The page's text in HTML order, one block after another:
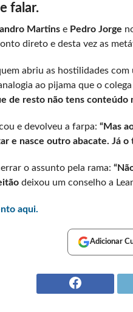
falar.
Martinse Pedro Jorge
direto e desta vez as
abriu as hostilidades
ao pijama que o colega
de resto não tens conteúdo
e devolveu a farpa: “Mas
e nasce outro abacate. Já o
o assunto pela rama:
deixou um conselho a
aqui.
Adicionar